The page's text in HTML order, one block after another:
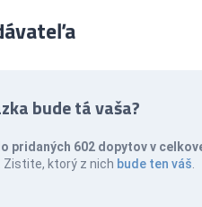
bude tá vaša?
pridaných 602 dopytov v
. Zistite, ktorý z nich bude ten váš